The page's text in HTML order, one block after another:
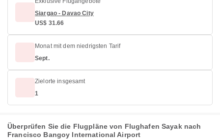
Siargao - Davao City
US$ 31.66
Monat mit dem niedrigsten Tarif
Sept.
Zielorte insgesamt
1
Überprüfen Sie die Flugpläne von Flughafen Sayak nach
Francisco Bangoy International Airport